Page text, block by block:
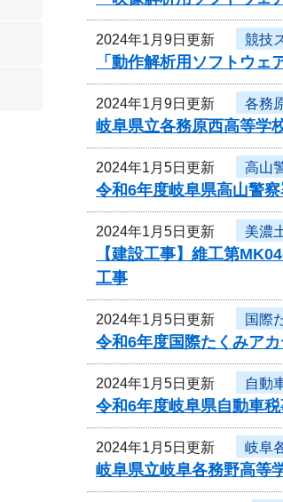
2024年1月9日更新 競技
「動作解析用ソフトウ
2024年1月9日更新 各務
岐阜県立各務原西高等学
2024年1月5日更新 高山
令和6年度岐阜県高山警
2024年1月5日更新 美濃
【建設工事】維工第
工事
2024年1月5日更新 国際
令和6年度国際たくみア
2024年1月5日更新 自動
令和6年度岐阜県自動車
2024年1月5日更新 岐阜
岐阜県立岐阜各務野高等